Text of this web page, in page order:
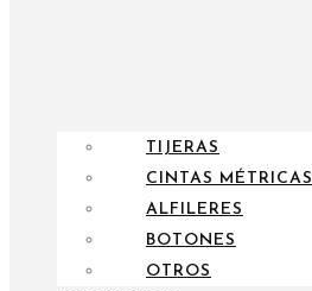
TIJERAS
CINTAS MÉTRICAS
ALFILERES
BOTONES
OTROS